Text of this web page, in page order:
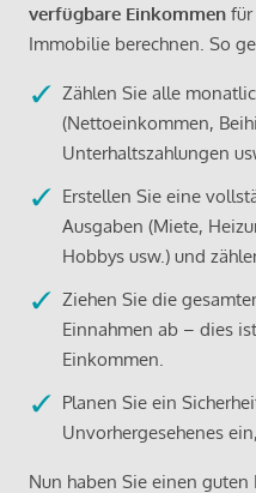
verfügbare Einkommen
Immobilie berechnen. So
Zählen Sie alle
(Nettoeinkommen,
Unterhaltszahlungen
Erstellen Sie eine
Ausgaben (Miete,
Hobbys usw.) und
Ziehen Sie die
Einnahmen ab – dies
Einkommen.
Planen Sie ein
Unvorhergesehenes
Nun haben Sie einen